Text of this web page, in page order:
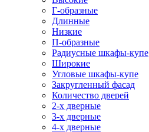
Г-образные
Длинные
Низкие
П-образные
Радиусные шкафы-купе
Широкие
Угловые шкафы-купе
Закругленный фасад
Количество дверей
2-х дверные
3-х дверные
4-х дверные